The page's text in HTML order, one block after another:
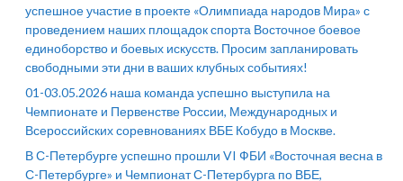
успешное участие в проекте «Олимпиада народов Мира» с
проведением наших площадок спорта Восточное боевое
единоборство и боевых искусств. Просим запланировать
свободными эти дни в ваших клубных событиях!
01-03.05.2026 наша команда успешно выступила на
Чемпионате и Первенстве России, Международных и
Всероссийских соревнованиях ВБЕ Кобудо в Москве.
В С-Петербурге успешно прошли VI ФБИ «Восточная весна в
С-Петербурге» и Чемпионат С-Петербурга по ВБЕ,